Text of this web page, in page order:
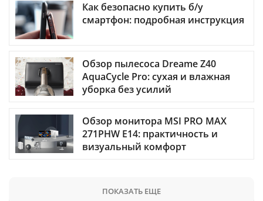
Как безопасно купить б/у
смартфон: подробная инструкция
Обзор пылесоса Dreame Z40
AquaCycle Pro: сухая и влажная
уборка без усилий
Обзор монитора MSI PRO MAX
271PHW E14: практичность и
визуальный комфорт
ПОКАЗАТЬ ЕЩЕ